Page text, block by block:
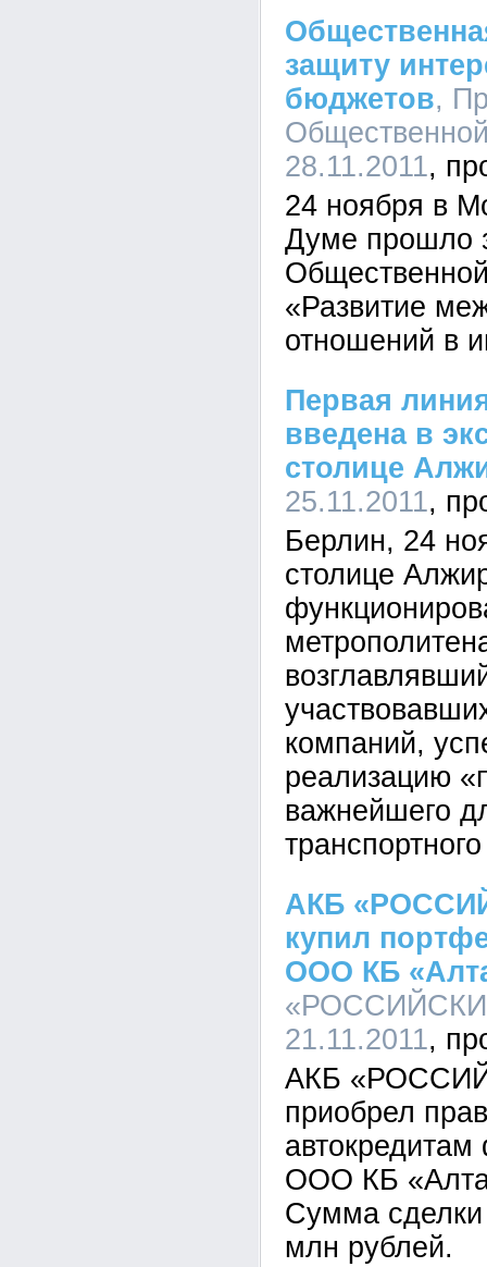
защиту
бюджетов,
28.11.2011
24 ноября в
Думе прошло
«Развитие
отношений в
Первая
введена в
столице
25.11.2011
Берлин, 24
столице
компаний,
реализацию
важнейшего
АКБ
купил
ООО КБ
21.11.2011
АКБ
приобрел
ООО КБ
Сумма сделки
млн рублей.